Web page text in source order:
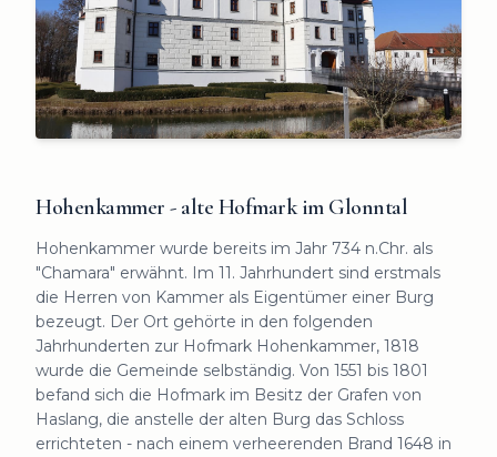
Hohenkammer - alte Hofmark im Glonntal
Hohenkammer wurde bereits im Jahr 734 n.Chr. als
"Chamara" erwähnt. Im 11. Jahrhundert sind erstmals
die Herren von Kammer als Eigentümer einer Burg
bezeugt. Der Ort gehörte in den folgenden
Jahrhunderten zur Hofmark Hohenkammer, 1818
wurde die Gemeinde selbständig. Von 1551 bis 1801
befand sich die Hofmark im Besitz der Grafen von
Haslang, die anstelle der alten Burg das Schloss
errichteten - nach einem verheerenden Brand 1648 in